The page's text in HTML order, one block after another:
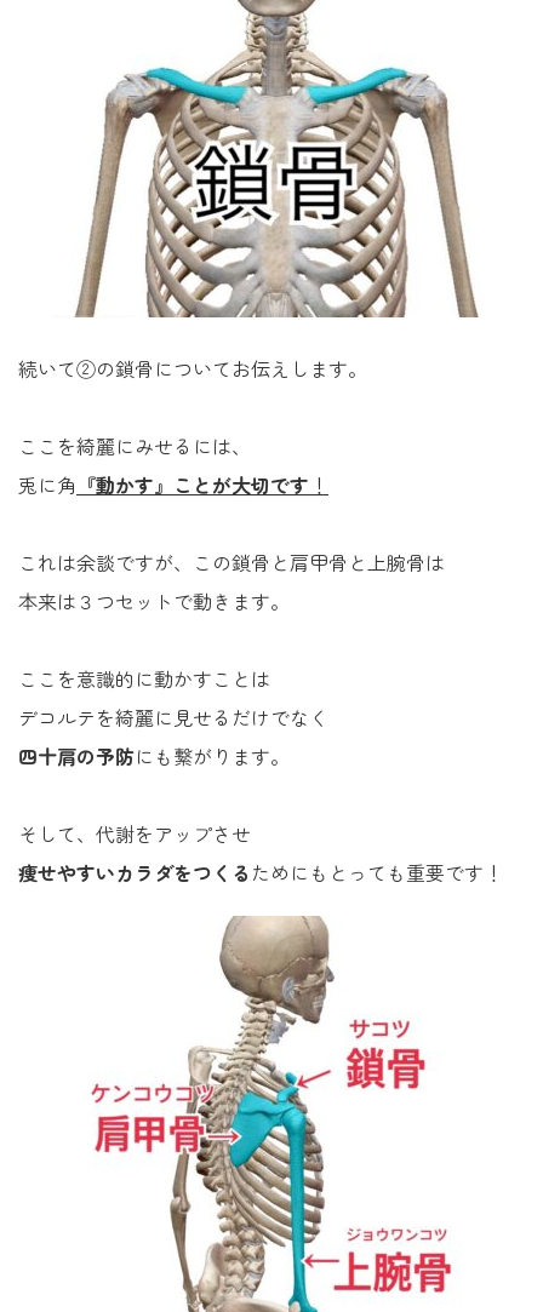
続いて②の鎖骨についてお伝えします。
ここを綺麗にみせるには、
兎に角 『動かす』ことが大切です ！
これは余談ですが、この鎖骨と肩甲骨と上腕骨は
本来は３つセットで動きます。
ここを意識的に動かすことは
デコルテを綺麗に見せるだけでなく
四十肩の予防にも繋がります。
そして、代謝をアップさせ
痩せやすいカラダをつくる ためにもとっても重要です！